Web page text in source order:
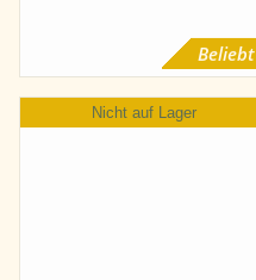
Beliebt
Nicht auf Lager